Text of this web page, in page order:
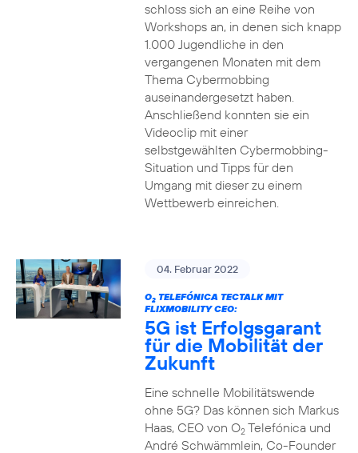
schloss sich an eine Reihe von
Workshops an, in denen sich knapp
1.000 Jugendliche in den
vergangenen Monaten mit dem
Thema Cybermobbing
auseinandergesetzt haben.
Anschließend konnten sie ein
Videoclip mit einer
selbstgewählten Cybermobbing-
Situation und Tipps für den
Umgang mit dieser zu einem
Wettbewerb einreichen.
04. Februar 2022
O2TELEFÓNICA TECTALK MIT
FLIXMOBILITY CEO:
5G ist Erfolgsgarant
für die Mobilität der
Zukunft
Eine schnelle Mobilitätswende
ohne 5G? Das können sich Markus
Haas, CEO von O2Telefónica und
André Schwämmlein, Co-Founder